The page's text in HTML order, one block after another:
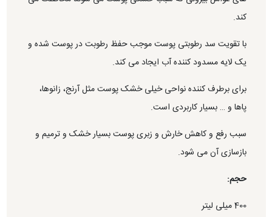
کند.
با تقویت سد رطوبتی پوست موجب حفظ رطوبت در پوست شده و
یک لایه مسدود کننده آب ایجاد می کند.
برای برطرف کننده نواحی خیلی خشک پوست مثل آرنج، زانوها،
پاها و … بسیار کاربردی است.
سبب رفع و کاهش خارش و زبری پوست بسیار خشک و ترمیم و
بازسازی آن می شود.
حجم:
400 میلی لیتر